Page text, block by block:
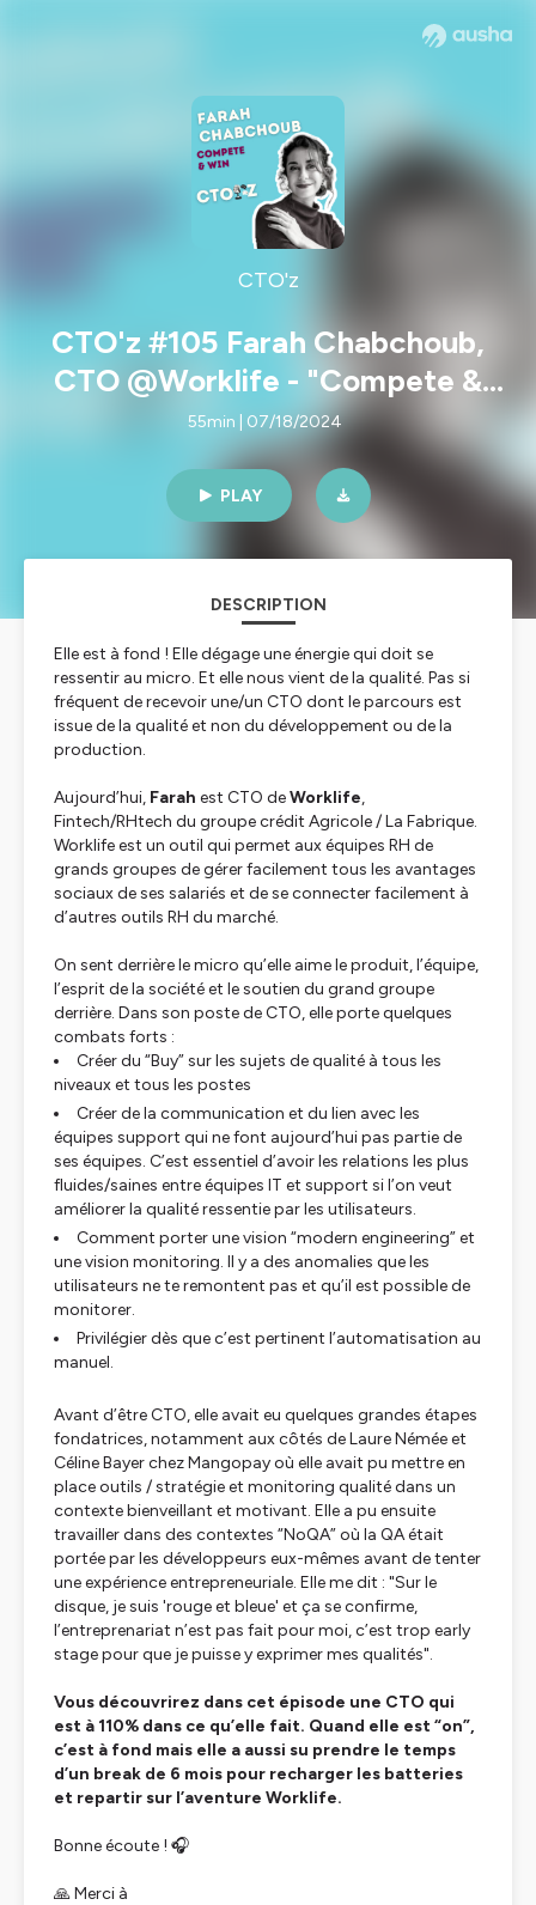
CTO'z
CTO'z #105 Farah Chabchoub,
CTO @Worklife - "Compete &
Win"
55min | 07/18/2024
PLAY
DESCRIPTION
Elle est à fond ! Elle dégage une énergie qui doit se
ressentir au micro. Et elle nous vient de la qualité. Pas si
fréquent de recevoir une/un CTO dont le parcours est
issue de la qualité et non du développement ou de la
production.
Aujourd’hui, Farah est CTO deWorklife,
Fintech/RHtech du groupe crédit Agricole / La Fabrique.
Worklife est un outil qui permet aux équipes RH de
grands groupes de gérer facilement tous les avantages
sociaux de ses salariés et de se connecter facilement à
d’autres outils RH du marché.
On sent derrière le micro qu’elle aime le produit, l’équipe,
l’esprit de la société et le soutien du grand groupe
derrière. Dans son poste de CTO, elle porte quelques
combats forts :
Créer du “Buy” sur les sujets de qualité à tous les
niveaux et tous les postes
Créer de la communication et du lien avec les
équipes support qui ne font aujourd’hui pas partie de
ses équipes. C’est essentiel d’avoir les relations les plus
fluides/saines entre équipes IT et support si l’on veut
améliorer la qualité ressentie par les utilisateurs.
Comment porter une vision “modern engineering” et
une vision monitoring. Il y a des anomalies que les
utilisateurs ne te remontent pas et qu’il est possible de
monitorer.
Privilégier dès que c’est pertinent l’automatisation au
manuel.
Avant d’être CTO, elle avait eu quelques grandes étapes
fondatrices, notamment aux côtés de Laure Némée et
Céline Bayer chez Mangopay où elle avait pu mettre en
place outils / stratégie et monitoring qualité dans un
contexte bienveillant et motivant. Elle a pu ensuite
travailler dans des contextes “NoQA” où la QA était
portée par les développeurs eux-mêmes avant de tenter
une expérience entrepreneuriale. Elle me dit : "Sur le
disque, je suis 'rouge et bleue' et ça se confirme,
l’entreprenariat n’est pas fait pour moi, c’est trop early
stage pour que je puisse y exprimer mes qualités".
Vous découvrirez dans cet épisode une CTO qui
est à 110% dans ce qu’elle fait. Quand elle est “on”,
c’est à fond mais elle a aussi su prendre le temps
d’un break de 6 mois pour recharger les batteries
et repartir sur l’aventure Worklife.
Bonne écoute ! 🎧
🙏 Merci à